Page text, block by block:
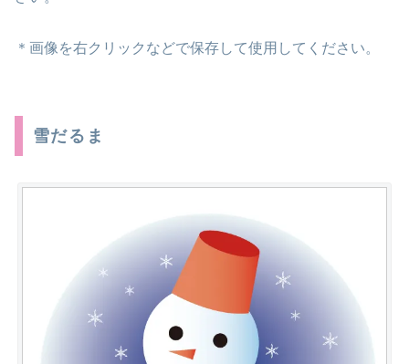
＊画像を右クリックなどで保存して使用してください。
雪だるま